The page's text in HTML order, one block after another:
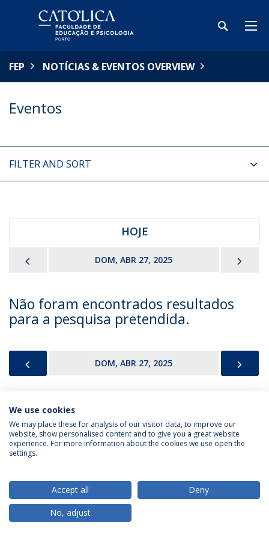
FEP NOTÍCIAS & EVENTOS OVERVIEW
Eventos
FILTER AND SORT
HOJE
DOM, ABR 27, 2025
Não foram encontrados resultados
para a pesquisa pretendida.
DOM, ABR 27, 2025
Política de Privacidade
Termos & Condições
Direitos do Titular dos Dados
© 2026 Universidade Católica Portuguesa
We use cookies
We may place these for analysis of our visitor data, to improve our
website, show personalised content and to give you a great website
experience. For more information about the cookies we use open the
settings.
Accept all
Deny
No, adjust